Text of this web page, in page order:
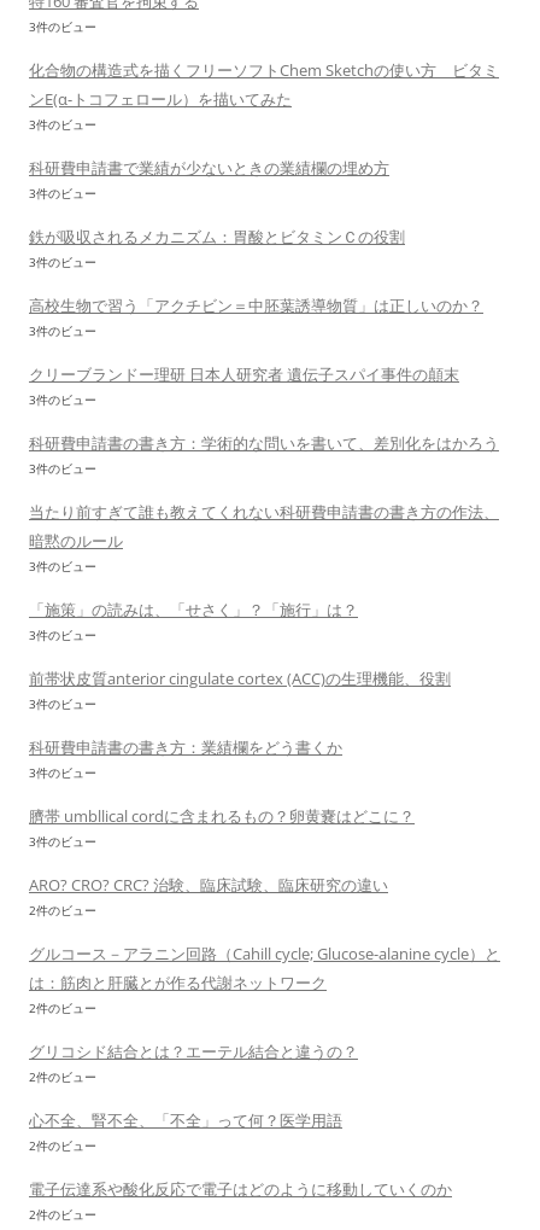
3件のビュー
化合物の構造式を描くフリーソフトChem Sketchの使い方 ビタミ
ンE(α-トコフェロール）を描いてみた
3件のビュー
科研費申請書で業績が少ないときの業績欄の埋め方
3件のビュー
鉄が吸収されるメカニズム：胃酸とビタミンＣの役割
3件のビュー
高校生物で習う「アクチビン＝中胚葉誘導物質」は正しいのか？
3件のビュー
クリーブランドー理研 日本人研究者 遺伝子スパイ事件の顛末
3件のビュー
科研費申請書の書き方：学術的な問いを書いて、差別化をはかろう
3件のビュー
当たり前すぎて誰も教えてくれない科研費申請書の書き方の作法、
暗黙のルール
3件のビュー
「施策」の読みは、「せさく」？「施行」は？
3件のビュー
前帯状皮質anterior cingulate cortex (ACC)の生理機能、役割
3件のビュー
科研費申請書の書き方：業績欄をどう書くか
3件のビュー
臍帯 umbllical cordに含まれるもの？卵黄嚢はどこに？
3件のビュー
ARO? CRO? CRC? 治験、臨床試験、臨床研究の違い
2件のビュー
グルコース－アラニン回路（Cahill cycle; Glucose-alanine cycle）と
は：筋肉と肝臓とが作る代謝ネットワーク
2件のビュー
グリコシド結合とは？エーテル結合と違うの？
2件のビュー
心不全、腎不全、「不全」って何？医学用語
2件のビュー
電子伝達系や酸化反応で電子はどのように移動していくのか
2件のビュー